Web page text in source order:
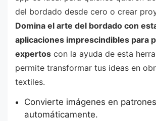
del bordado desde cero o crear
Domina el arte del bordado con
aplicaciones imprescindibles para
expertos con la ayuda de esta
permite transformar tus ideas en
textiles.
Convierte imágenes en patrones
automáticamente.